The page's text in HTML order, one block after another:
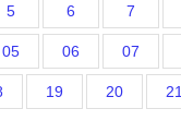
5 6 7
05 06 07
19 20 21